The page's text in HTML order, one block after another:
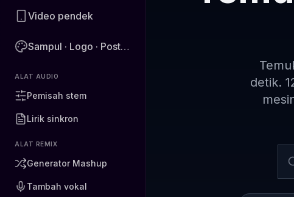
Video pendek
Sampul · Logo · Poster · Gambar
ALAT AUDIO
Pemisah stem
Lirik sinkron
ALAT REMIX
Generator Mashup
Tambah vokal
detik.